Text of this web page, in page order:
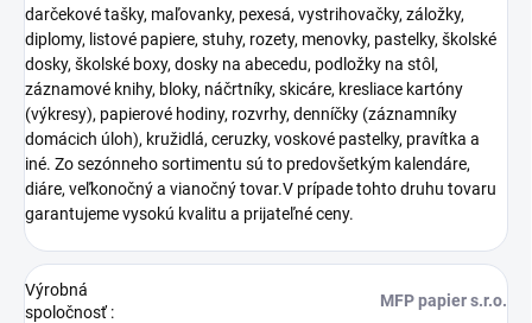
darčekové tašky, maľovanky, pexesá, vystrihovačky, záložky,
diplomy, listové papiere, stuhy, rozety, menovky, pastelky, školské
dosky, školské boxy, dosky na abecedu, podložky na stôl,
záznamové knihy, bloky, náčrtníky, skicáre, kresliace kartóny
(výkresy), papierové hodiny, rozvrhy, denníčky (záznamníky
domácich úloh), kružidlá, ceruzky, voskové pastelky, pravítka a
iné. Zo sezónneho sortimentu sú to predovšetkým kalendáre,
diáre, veľkonočný a vianočný tovar.V prípade tohto druhu tovaru
garantujeme vysokú kvalitu a prijateľné ceny.
Výrobná
spoločnosť:
MFP papier s.r.o.